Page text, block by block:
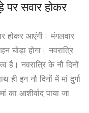
पर सवार होकर
होकर आएंगी। मंगलवार
घोड़ा होगा। नवरात्रि
है। नवरात्रि के नौ दिनों
इन नौ दिनों में मां दुर्गा
का आशीर्वाद पाया जा